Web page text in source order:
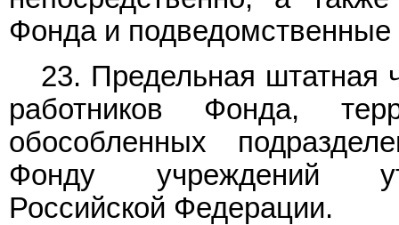
Фонда и
23. Предельная штатная
работников Фонда,
обособленных
Фонду учреждений
Российской Федерации.